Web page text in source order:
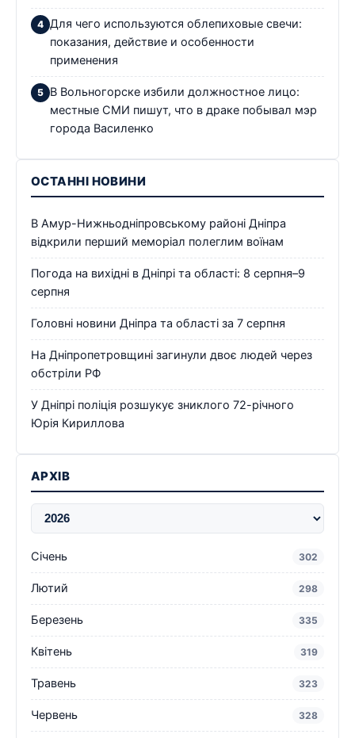
Для чего используются облепиховые свечи:
показания, действие и особенности
применения
В Вольногорске избили должностное лицо:
местные СМИ пишут, что в драке побывал мэр
города Василенко
ОСТАННІ НОВИНИ
В Амур-Нижньодніпровському районі Дніпра
відкрили перший меморіал полеглим воїнам
Погода на вихідні в Дніпрі та області: 8 серпня–9
серпня
Головні новини Дніпра та області за 7 серпня
На Дніпропетровщині загинули двоє людей через
обстріли РФ
У Дніпрі поліція розшукує зниклого 72-річного
Юрія Кириллова
АРХІВ
Січень 302
Лютий 298
Березень 335
Квітень 319
Травень 323
Червень 328